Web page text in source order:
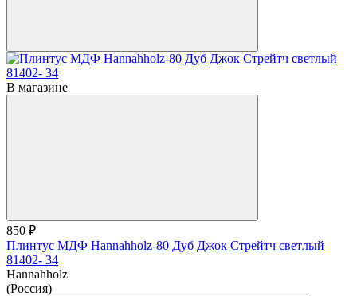
В магазине
850 ₽
Плинтус МДФ Hannahholz-80 Дуб Джок Стрейтч светлый
81402- 34
Hannahholz
(Россия)